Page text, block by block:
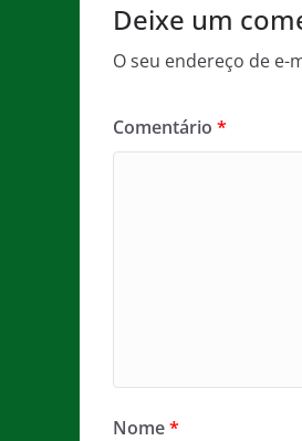
k
Deixe um
O seu endereço de e-
Comentário *
Nome*